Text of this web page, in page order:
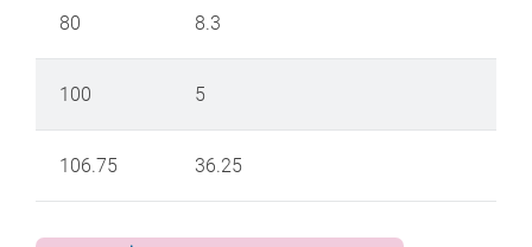
80 8.3
100 5
106.75 36.25